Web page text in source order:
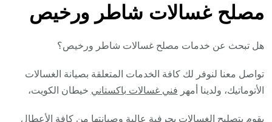
مصلح غسالات شاطر ورخيص
هل تبحث عن خدمات مصلح غسالات شاطر ورخيص؟
تواصل معنا لنوفر لك كافة الخدمات المتعلقة بصيانة الغسالات
الأتوماتيك، ولدينا أمهر فني غسالات باكستاني خيطان الكويت،
يقوم بتصليح الغسالات بحرفية عالية وصيانتها من كافة الأعطال